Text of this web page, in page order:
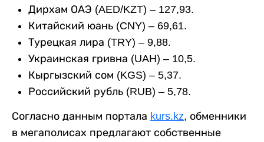
Дирхам ОАЭ (AED/KZT) – 127,93.
Китайский юань (CNY) – 69,61.
Турецкая лира (TRY) – 9,88.
Украинская гривна (UAH) – 10,5.
Кыргызский сом (KGS) – 5,37.
Российский рубль (RUB) – 5,78.
Согласно данным портала kurs.kz, обменники
в мегаполисах предлагают собственные